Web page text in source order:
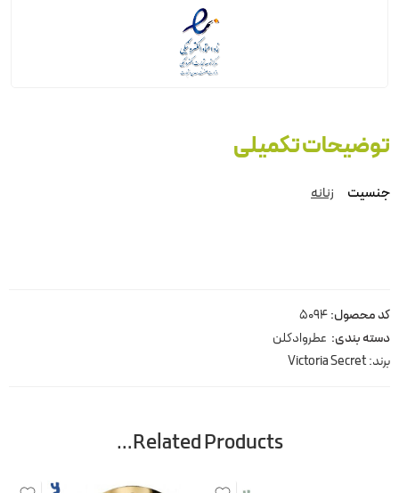
توضیحات تکمیلی
جنسیت زنانه
کد محصول:5094
دسته بندی: عطروادکلن
برند:Victoria Secret
Related Products…